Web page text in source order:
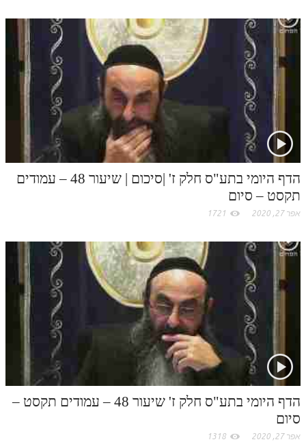
הדף היומי בתע"ס חלק ז' |סיכום | שיעור 48 – עמודים
תקסט – סיום
אפר 27, 2020 1721
הדף היומי בתע"ס חלק ז' שיעור 48 – עמודים תקסט –
סיום
אפר 27, 2020 1318